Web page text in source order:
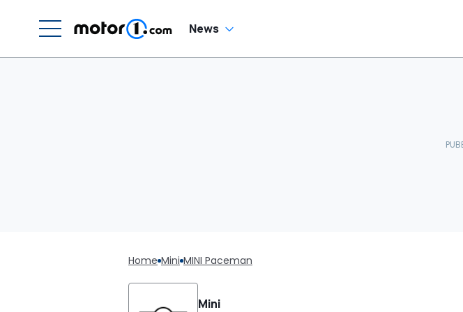
News
Home Mini MINI Paceman
Mini